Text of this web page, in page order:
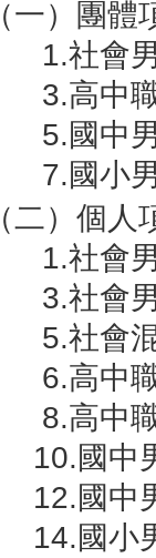
（一）團體
1.社會
3.高中
5.國中
7.國小
（二）個人
1.社會
3.社會
5.社會
6.高中
8.高中
10.國中
12.國中
14.國小